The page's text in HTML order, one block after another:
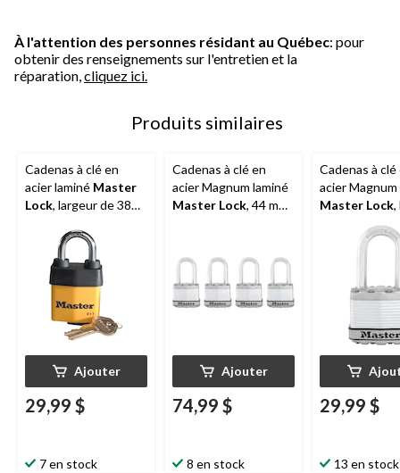
À l'attention des personnes résidant au Québec: pour
obtenir des renseignements sur l'entretien et la
réparation,cliquez ici.
Produits similaires
Cadenas à clé en
acier laminé Master
Lock, largeur de 38
29 mm, jaune/noir
Ajouter
29,99 $
7 en stock
Cadenas à clé en
acier Magnum laminé
Master Lock, 44 mm
Ajouter
74,99 $
8 en stock
Cadenas à clé
acier Magnum
Master Lock,
de 44 mm,
arceau de 38
29,99 $
13 en stock